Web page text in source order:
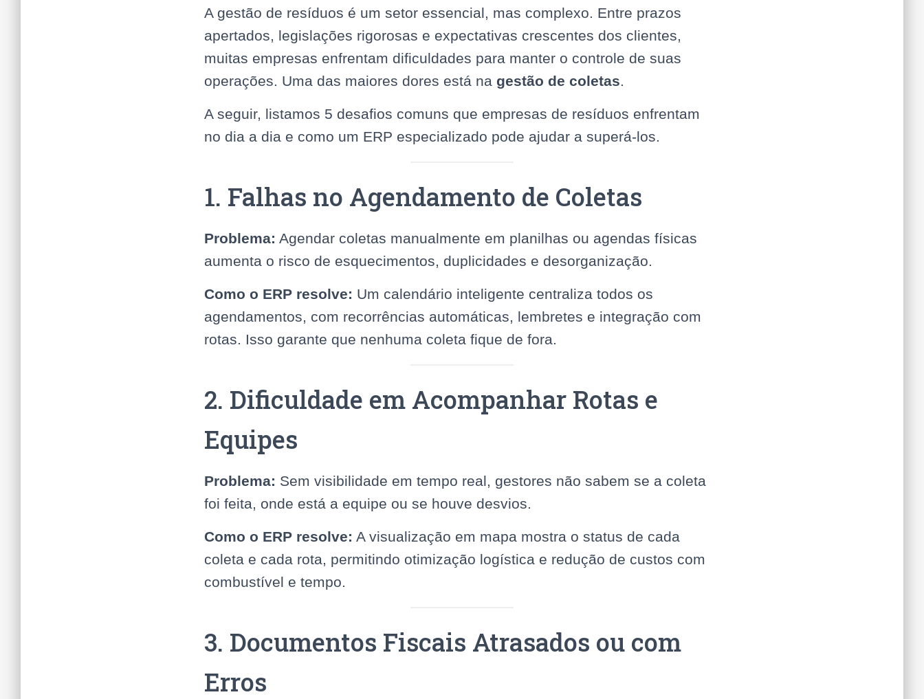
A gestão de resíduos é um setor essencial, mas complexo. Entre prazos
apertados, legislações rigorosas e expectativas crescentes dos clientes,
muitas empresas enfrentam dificuldades para manter o controle de suas
operações. Uma das maiores dores está na gestão de coletas.
A seguir, listamos 5 desafios comuns que empresas de resíduos enfrentam
no dia a dia e como um ERP especializado pode ajudar a superá-los.
1. Falhas no Agendamento de Coletas
Problema: Agendar coletas manualmente em planilhas ou agendas físicas
aumenta o risco de esquecimentos, duplicidades e desorganização.
Como o ERP resolve: Um calendário inteligente centraliza todos os
agendamentos, com recorrências automáticas, lembretes e integração com
rotas. Isso garante que nenhuma coleta fique de fora.
2. Dificuldade em Acompanhar Rotas e
Equipes
Problema: Sem visibilidade em tempo real, gestores não sabem se a coleta
foi feita, onde está a equipe ou se houve desvios.
Como o ERP resolve: A visualização em mapa mostra o status de cada
coleta e cada rota, permitindo otimização logística e redução de custos com
combustível e tempo.
3. Documentos Fiscais Atrasados ou com
Erros